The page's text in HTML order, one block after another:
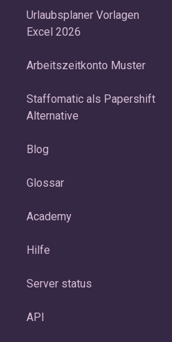
Urlaubsplaner Vorlagen
Excel 2026
Arbeitszeitkonto Muster
Staffomatic als Papershift
Alternative
Blog
Glossar
Academy
Hilfe
Server status
API